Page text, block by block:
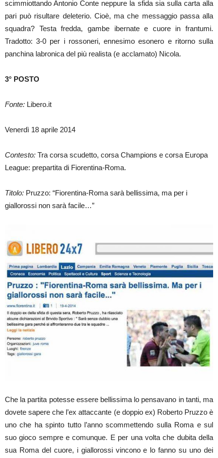
scimmiottando Antonio Conte neppure la sfida sia sulla carta alla
pari può risultare deleterio. Cioè, ma che messaggio passa alla
squadra? Testa fredda, gambe ibernate e cuore in frantumi.
Tradotto: 3-0 per i rossoneri, ennesimo esonero e ritorno sulla
panchina labronica del più realista (e acclamato) Nicola.
3° POSTO
Fonte: Libero.it
Venerdì 18 aprile 2014
Contesto: Tra corsa scudetto, corsa Champions e corsa Europa
League: prepartita di Fiorentina-Roma.
Titolo: Pruzzo: “Fiorentina-Roma sarà bellissima, ma per i
giallorossi non sarà facile…”
Che la partita potesse essere bellissima lo pensavano in tanti, ma
dovete sapere che l’ex attaccante (e doppio ex) Roberto Pruzzo è
uno che ha spinto tutto l’anno scommettendo sulla Roma e sul
suo gioco sempre e comunque. E per una volta che dubita della
sua Roma del cuore, i giallorossi vincono e lo fanno su uno dei